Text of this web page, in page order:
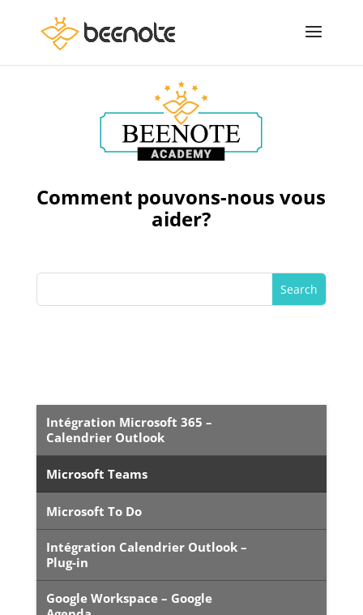
Comment pouvons-nous vous
aider?
Intégration Microsoft 365 –
Calendrier Outlook
Microsoft Teams
Microsoft To Do
Intégration Calendrier Outlook –
Plug-in
Google Workspace – Google